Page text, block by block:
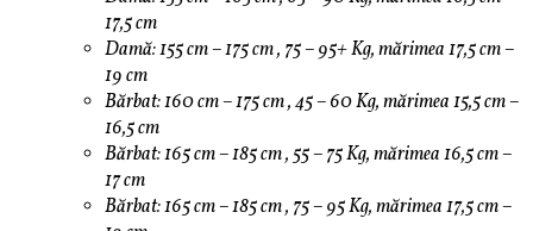
17,5 cm
Damă: 155 cm – 175 cm , 75 – 95+ Kg, mărimea 17,5 cm –
19 cm
Bărbat: 160 cm – 175 cm , 45 – 60 Kg, mărimea 15,5 cm –
16,5 cm
Bărbat: 165 cm – 185 cm , 55 – 75 Kg, mărimea 16,5 cm –
17 cm
Bărbat: 165 cm – 185 cm , 75 – 95 Kg, mărimea 17,5 cm –